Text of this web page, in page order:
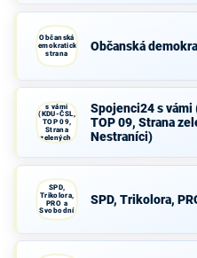
Občanská
demokratická
strana
Občanská
s vámi
(KDU-ČSL,
TOP 09,
Strana
zelených,
Nestraníci)
Spojenci24 s vámi
TOP 09, Strana
Nestraníci)
SPD,
Trikolora,
PRO a
Svobodní
SPD, Trikolora,